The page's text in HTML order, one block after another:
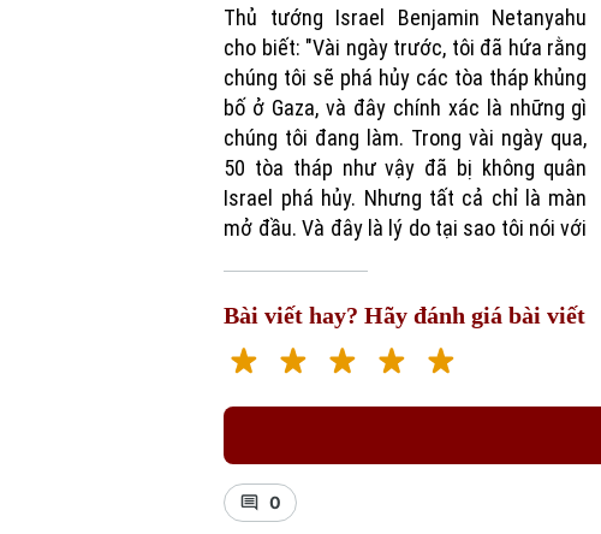
Thủ tướng Israel Benjamin Netanyahu
cho biết: "Vài ngày trước, tôi đã hứa rằng
chúng tôi sẽ phá hủy các tòa tháp khủng
bố ở Gaza, và đây chính xác là những gì
chúng tôi đang làm. Trong vài ngày qua,
50 tòa tháp như vậy đã bị không quân
Israel phá hủy. Nhưng tất cả chỉ là màn
mở đầu. Và đây là lý do tại sao tôi nói với
Bài viết hay? Hãy đánh giá bài viết
0